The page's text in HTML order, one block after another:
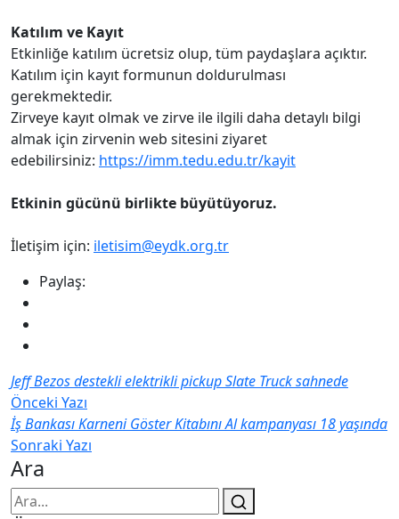
Katılım ve Kayıt
Etkinliğe katılım ücretsiz olup, tüm paydaşlara açıktır.
Katılım için kayıt formunun doldurulması
gerekmektedir.
Zirveye kayıt olmak ve zirve ile ilgili daha detaylı bilgi
almak için zirvenin web sitesini ziyaret
edebilirsiniz: https://imm.tedu.edu.tr/kayit
Etkinin gücünü birlikte büyütüyoruz.
İletişim için: iletisim@eydk.org.tr
Paylaş:
Jeff Bezos destekli elektrikli pickup Slate Truck sahnede
Önceki Yazı
İş Bankası Karneni Göster Kitabını Al kampanyası 18 yaşında
Sonraki Yazı
Ara